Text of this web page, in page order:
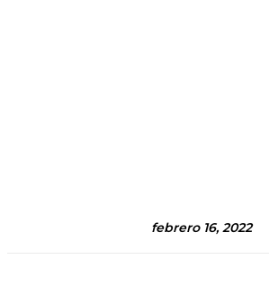
febrero 16, 2022